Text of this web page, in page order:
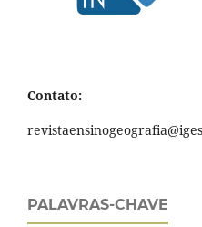
Contato:
PALAVRAS-CHAVE